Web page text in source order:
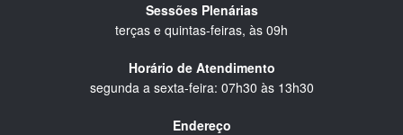
Sessões Plenárias
terças e quintas-feiras, às 09h
Horário de Atendimento
segunda a sexta-feira: 07h30 às 13h30
Endereço